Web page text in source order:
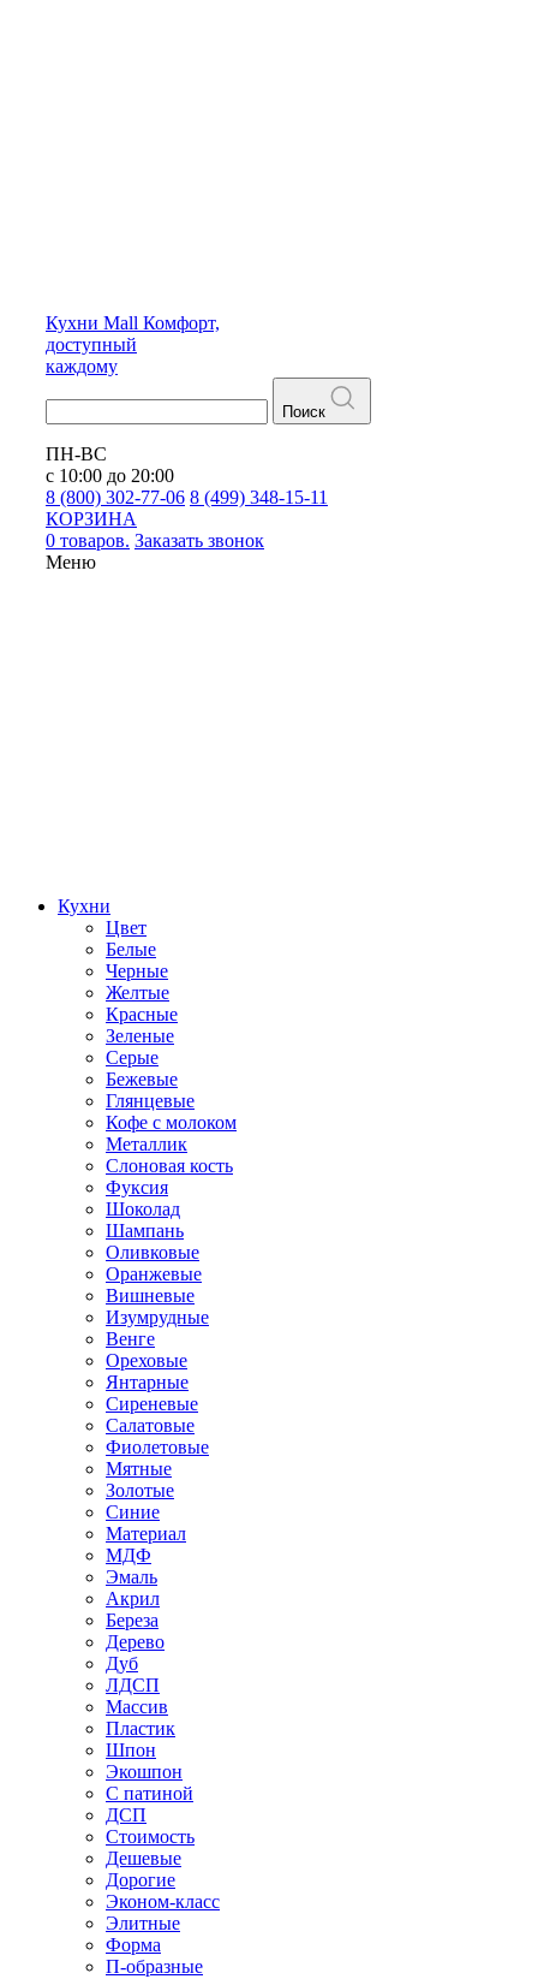
Кухни Mall Комфорт,
доступный
каждому
Поиск
ПН-ВС
с 10:00 до 20:00
8 (800) 302-77-06 8 (499) 348-15-11
КОРЗИНА
0 товаров. Заказать звонок
Меню
Кухни
Цвет
Белые
Черные
Желтые
Красные
Зеленые
Серые
Бежевые
Глянцевые
Кофе с молоком
Металлик
Слоновая кость
Фуксия
Шоколад
Шампань
Оливковые
Оранжевые
Вишневые
Изумрудные
Венге
Ореховые
Янтарные
Сиреневые
Салатовые
Фиолетовые
Мятные
Золотые
Синие
Материал
МДФ
Эмаль
Акрил
Береза
Дерево
Дуб
ЛДСП
Массив
Пластик
Шпон
Экошпон
С патиной
ДСП
Стоимость
Дешевые
Дорогие
Эконом-класс
Элитные
Форма
П-образные